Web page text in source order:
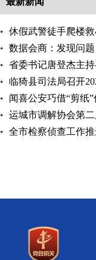
休假武警徒手爬楼救
数据会商：发现问
省委书记唐登杰主
临猗县司法局召开
闻喜公安巧借“剪纸
运城市调解协会第
全市检察侦查工作